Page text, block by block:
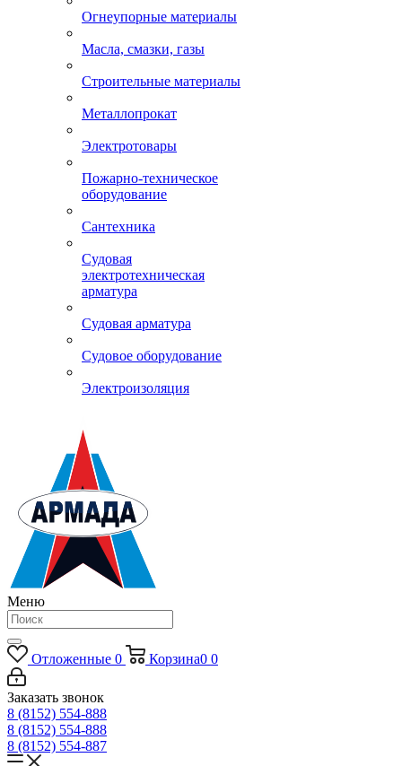
Огнеупорные материалы
Масла, смазки, газы
Строительные материалы
Металлопрокат
Электротовары
Пожарно-техническое
оборудование
Сантехника
Судовая
электротехническая
арматура
Судовая арматура
Судовое оборудование
Электроизоляция
Меню
Отложенные 0 Корзина0 0
Заказать звонок
8 (8152) 554-888
8 (8152) 554-888
8 (8152) 554-887